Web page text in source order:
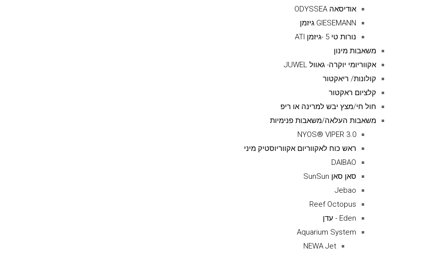
אודיסאה ODYSSEA
GIESEMANN גיזמן
נורות טי 5 -גיזמן ATI
משאבות מינון
אקווריומי יוקרה- גאוול JUWEL
קולונות/ ריאקטור
קלציום ראקטור
חול חי/מצץ יבש למרינה או ריפ
משאבות העלאה/משאבות פנימיות
NYOS® VIPER 3.0
ראש כוח לאקווריום אקווריוסטיק מיני
DAIBAO
סאן סאן SunSun
Jebao
Reef Octopus
Eden - עדן
Aquarium System
NEWA Jet